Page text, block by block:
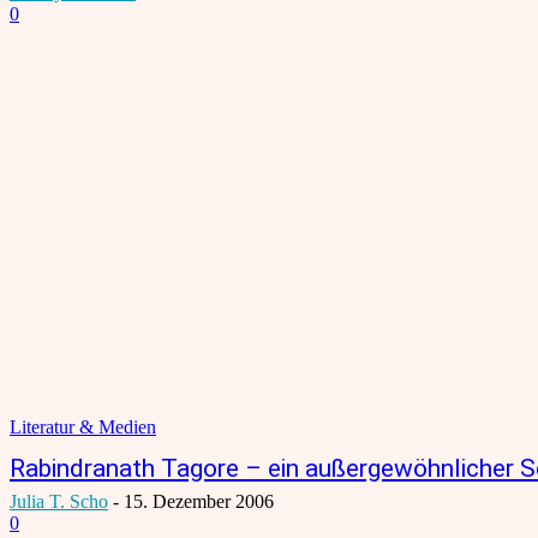
0
Literatur & Medien
Rabindranath Tagore – ein außergewöhnlicher
Julia T. Scho - 15. Dezember 2006
0